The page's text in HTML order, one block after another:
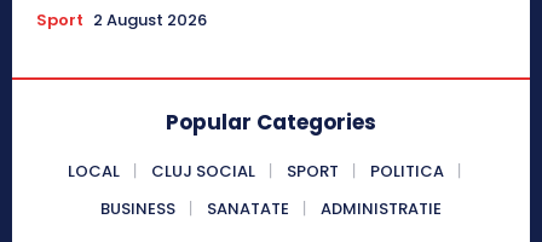
Sport 2 August 2026
Popular Categories
LOCAL CLUJ SOCIAL SPORT
POLITICA
BUSINESS
SANATATE ADMINISTRATIE